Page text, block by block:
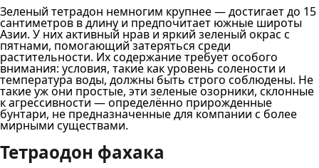
Зеленый тетрадон немногим крупнее — достигает до 15
сантиметров в длину и предпочитает южные широты
Азии. У них активный нрав и яркий зеленый окрас с
пятнами, помогающий затеряться среди
растительности. Их содержание требует особого
внимания: условия, такие как уровень солености и
температура воды, должны быть строго соблюдены. Не
такие уж они простые, эти зеленые озорники, склонные
к агрессивности — определённо прирожденные
бунтари, не предназначенные для компании с более
мирными существами.
Тетраодон фахака